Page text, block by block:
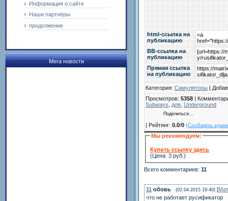
Информация о сайте
Наши партнёры
продолжение
Мега новости
html-cсылка на
публикацию
BB-cсылка на
публикацию
Прямая ссылка
на публикацию
Категория: Cимуляторы |
Просмотров: 5358 |
Subways
для Underground
Поделиться…
| Рейтинг: 0.0/0 (Сообщить
Мы рекомендуем:
Купить ссылку здесь
(Цена: 3 руб.)
Всего комментариев: 11
11 обовь (02.04.2015 19:40) [
что не работает русификатор